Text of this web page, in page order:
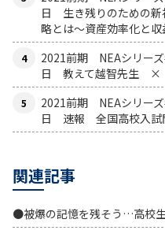
日 生き残りのための新
略とは〜資産効率化と収
2021前期 NEAシリー
日 教えて越智先生 ×
2021前期 NEAシリー
日 速報 全国高校入試
関連記事
●被爆の記憶を残そう…高校